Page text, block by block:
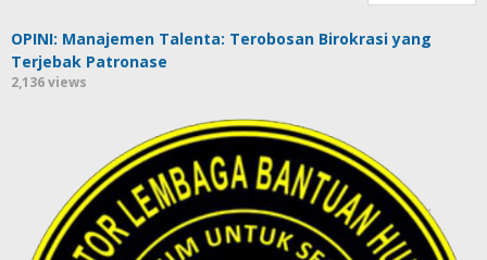
OPINI: Manajemen Talenta: Terobosan Birokrasi yang
Terjebak Patronase
2,136 views